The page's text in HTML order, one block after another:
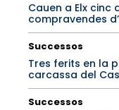
Cauen a Elx cinc
compravendes
Successos
Tres ferits en la
carcassa del
Successos